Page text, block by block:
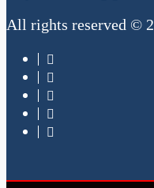
All rights reserved ©